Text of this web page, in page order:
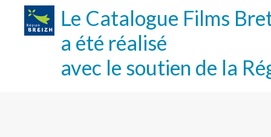
Le Catalogue Films
a été réalisé
avec le soutien de la